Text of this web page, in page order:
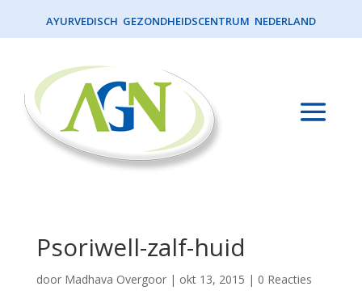
AYURVEDISCH GEZONDHEIDSCENTRUM NEDERLAND
Psoriwell-zalf-huid
door Madhava Overgoor| okt 13, 2015 | 0 Reacties